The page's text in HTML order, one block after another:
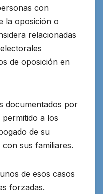
con
la oposición o
relacionadas
de oposición en
documentados por
a los
de su
sus familiares.
de esos casos
forzadas.